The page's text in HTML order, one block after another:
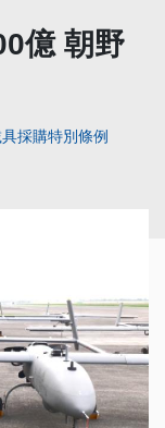
億 朝野
採購特別條例